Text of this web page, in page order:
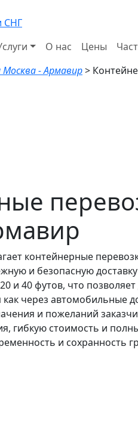
СНГ
О нас Цены
Москва - Армавир>
контейнерные
и безопасную
и 40 футов, что
через автомобильные
и пожеланий
гибкую стоимость и
и сохранность